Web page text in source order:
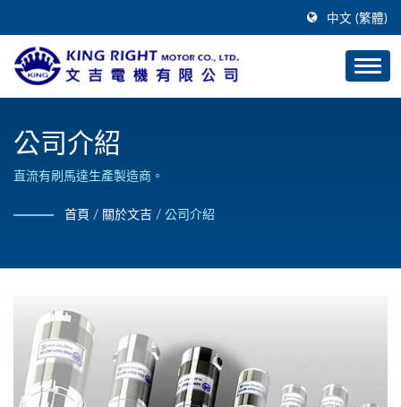
中文 (繁體)
公司介紹
直流有刷馬達生產製造商。
首頁 / 關於文吉 / 公司介紹